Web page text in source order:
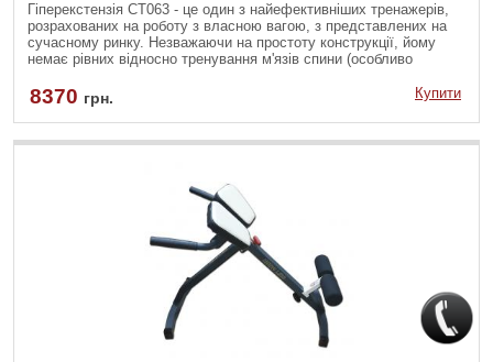
Гіперекстензія СТ063 - це один з найефективніших тренажерів,
розрахованих на роботу з власною вагою, з представлених на
сучасному ринку. Незважаючи на простоту конструкції, йому
немає рівних відносно тренування м'язів спини (особливо
8370 грн. Купити